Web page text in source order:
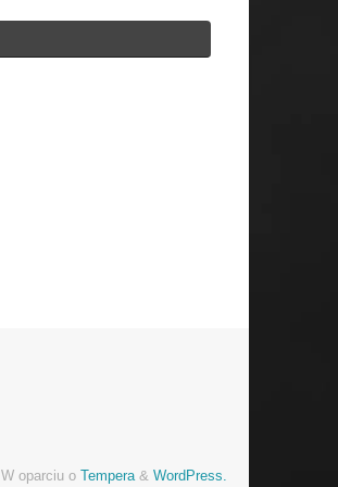
W oparciu o Tempera& WordPress.